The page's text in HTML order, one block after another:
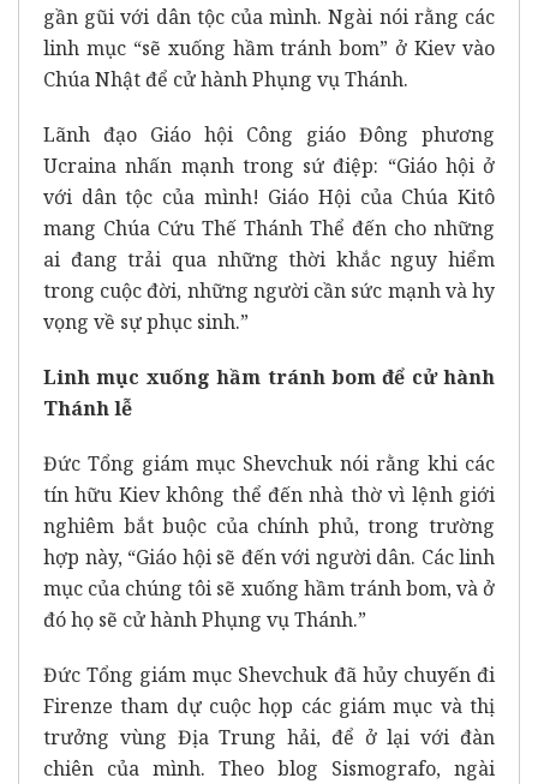
gần gũi với dân tộc của mình. Ngài nói rằng các
linh mục “sẽ xuống hầm tránh bom” ở Kiev vào
Chúa Nhật để cử hành Phụng vụ Thánh.
Lãnh đạo Giáo hội Công giáo Đông phương
Ucraina nhấn mạnh trong sứ điệp: “Giáo hội ở
với dân tộc của mình! Giáo Hội của Chúa Kitô
mang Chúa Cứu Thế Thánh Thể đến cho những
ai đang trải qua những thời khắc nguy hiểm
trong cuộc đời, những người cần sức mạnh và hy
vọng về sự phục sinh.”
Linh mục xuống hầm tránh bom để cử hành
Thánh lễ
Đức Tổng giám mục Shevchuk nói rằng khi các
tín hữu Kiev không thể đến nhà thờ vì lệnh giới
nghiêm bắt buộc của chính phủ, trong trường
hợp này, “Giáo hội sẽ đến với người dân. Các linh
mục của chúng tôi sẽ xuống hầm tránh bom, và ở
đó họ sẽ cử hành Phụng vụ Thánh.”
Đức Tổng giám mục Shevchuk đã hủy chuyến đi
Firenze tham dự cuộc họp các giám mục và thị
trưởng vùng Địa Trung hải, để ở lại với đàn
chiên của mình. Theo blog Sismografo, ngài